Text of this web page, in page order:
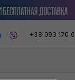
+38 093 170